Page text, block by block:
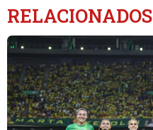
RELACIONADOS